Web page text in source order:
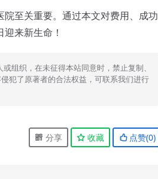
至关重要。通过本文对费用、成功
来新生命！
组织，在未征得本站同意时，禁止复制、
犯了原著者的合法权益，可联系我们进行
分享 收藏 点赞(0)